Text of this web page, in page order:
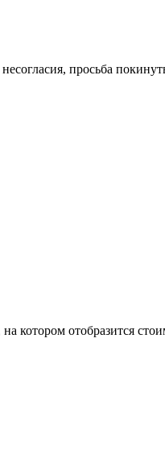
просьба
котором отобразится